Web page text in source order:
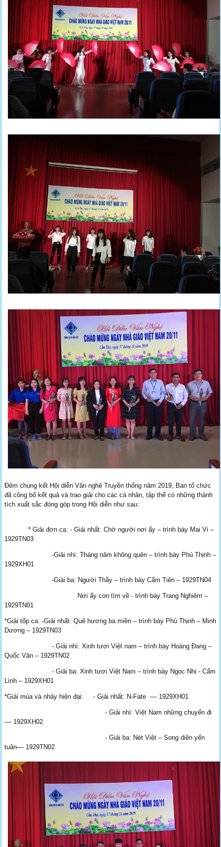
Đêm chung kết Hội diễn Văn nghệ Truyền thống năm 2019, Ban tổ chức
đã công bố kết quả và trao giải cho các cá nhân, tập thể có những thành
tích xuất sắc đóng góp trong Hội diễn như sau:
* Giải đơn ca: - Giải nhất: Chờ người nơi ấy – trình bày Mai Vi –
1929TN03
-Giải nhì: Tháng năm không quên – trình bày Phú Thịnh –
1929XH01
-Giải ba: Người Thầy – trình bày Cẩm Tiên – 1929TN04
Nơi ấy con tìm về - trình bày Trang Nghiêm –
1929TN01
*Giải tốp ca: -Giải nhất: Quê hương ba miền – trình bày Phú Thịnh – Minh
Dương – 1929TN03
- Giải nhì: Xinh tươi Việt nam – trình bày Hoàng Đang –
Quốc Văn – 1929TN02
- Giải ba: Xinh tươi Việt Nam – trình bày Ngọc Nhị - Cẩm
Lình – 1929XH01
*Giải múa và nhảy hiện đại: - Giải nhất: N-Fate –– 1929XH01
- Giải nhì: Việt Nam những chuyến đi
–– 1929XH02
- Giải ba: Nét Việt – Song diện yến
tuân–– 1929TN02